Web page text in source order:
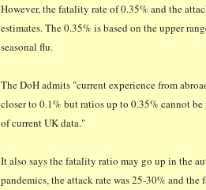
However, the fatality rate of 0.35% and the
estimates. The 0.35% is based on the upper
seasonal flu.
The DoH admits "current experience from
closer to 0.1% but ratios up to 0.35% cannot
of current UK data."
It also says the fatality ratio may go up in the
pandemics, the attack rate was 25-30% and the